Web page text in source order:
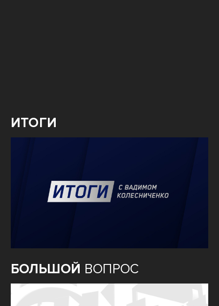
ИТОГИ
БОЛЬШОЙ ВОПРОС